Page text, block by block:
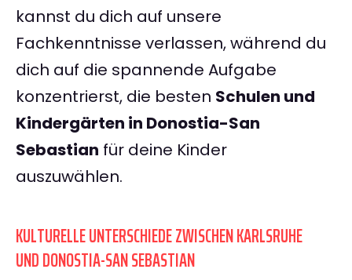
kannst du dich auf unsere
Fachkenntnisse verlassen, während du
dich auf die spannende Aufgabe
konzentrierst, die besten Schulen und
Kindergärten in Donostia-San
Sebastian für deine Kinder
auszuwählen.
KULTURELLE UNTERSCHIEDE ZWISCHEN KARLSRUHE
UND DONOSTIA-SAN SEBASTIAN